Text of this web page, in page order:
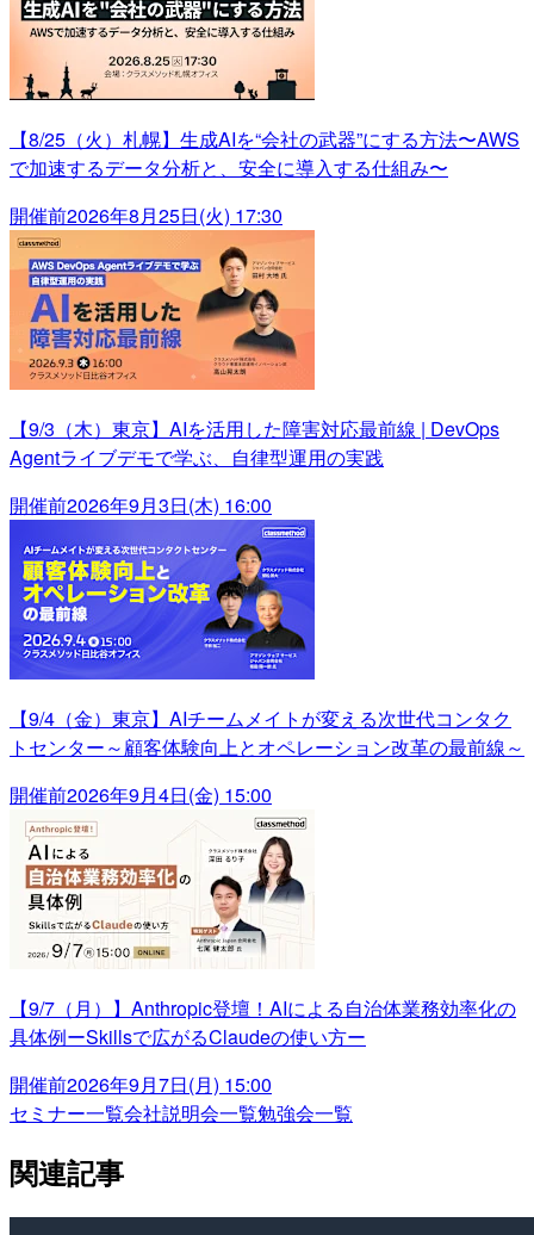
【8/25（火）札幌】生成AIを“会社の武器”にする方法〜AWS
で加速するデータ分析と、安全に導入する仕組み〜
開催前2026年8月25日(火) 17:30
【9/3（木）東京】AIを活用した障害対応最前線 | DevOps
Agentライブデモで学ぶ、自律型運用の実践
開催前2026年9月3日(木) 16:00
【9/4（金）東京】AIチームメイトが変える次世代コンタク
トセンター～顧客体験向上とオペレーション改革の最前線～
開催前2026年9月4日(金) 15:00
【9/7（月）】Anthropic登壇！AIによる自治体業務効率化の
具体例ーSkillsで広がるClaudeの使い方ー
開催前2026年9月7日(月) 15:00
セミナー一覧会社説明会一覧勉強会一覧
関連記事